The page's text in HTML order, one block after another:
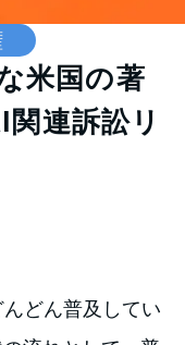
米国の著
連訴訟リ
どん普及してい